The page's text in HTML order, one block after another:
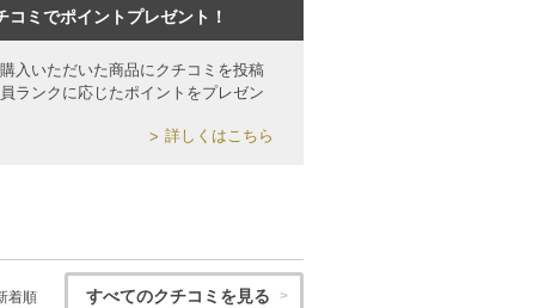
コミでポイントプレゼント！
入いただいた商品にクチコミを投稿
ランクに応じたポイントをプレゼン
詳しくはこちら
着順 すべてのクチコミを見る